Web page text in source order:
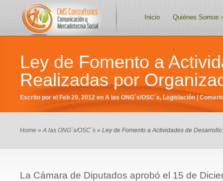
Inicio Quiénes Somos
Ley de Fomento a
Realizadas por
Escrito por el Feb 29, 2012 en A las ONG´s/OSC´s, Legislación
Home »A las ONG´s/OSC´s » Ley de Fomento a Actividades de
La Cámara de Diputados aprobó el 15 de